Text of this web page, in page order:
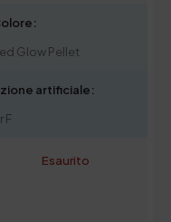
Glow Pellet
artificiale:
F
Esaurito